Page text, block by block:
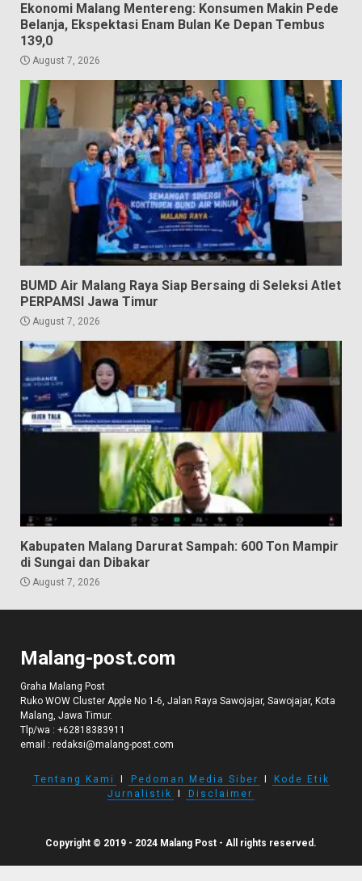
Ekonomi Malang Mentereng: Konsumen Makin Pede
Belanja, Ekspektasi Enam Bulan Ke Depan Tembus
139,0
August 7, 2026
BUMD Air Malang Raya Siap Bersaing di Seleksi Atlet
PERPAMSI Jawa Timur
August 7, 2026
Kabupaten Malang Darurat Sampah: 600 Ton Mampir
di Sungai dan Dibakar
August 7, 2026
Malang-post.com
Graha Malang Post
Ruko WOW Cluster Apple No 1-6, Jalan Raya Sawojajar, Sawojajar, Kota
Malang, Jawa Timur.
Tlp/wa : +62818383911
email : redaksi@malang-post.com
Tentang Kami Pedoman Media Siber
Kode Etik
Jurnalistik
Disclaimer
Copyright © 2019 - 2024 Malang Post - All rights reserved.